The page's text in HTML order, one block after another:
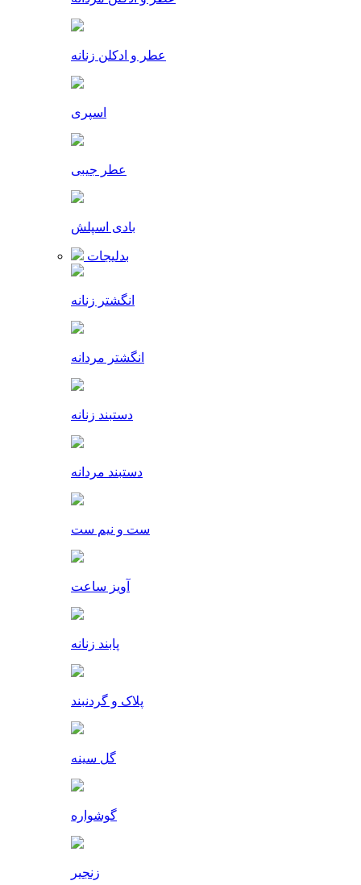
عطر و ادکلن زنانه
اسپری
عطر جیبی
بادی اسپلش
بدلیجات
انگشتر زنانه
انگشتر مردانه
دستبند زنانه
دستبند مردانه
ست و نیم ست
آویز ساعت
پابند زنانه
پلاک و گردنبند
گل سینه
گوشواره
زنجیر